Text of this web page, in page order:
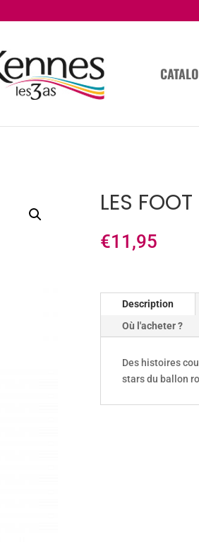
LES
€11,95
Description
Où l'acheter ?
Des histoires
stars du ballon